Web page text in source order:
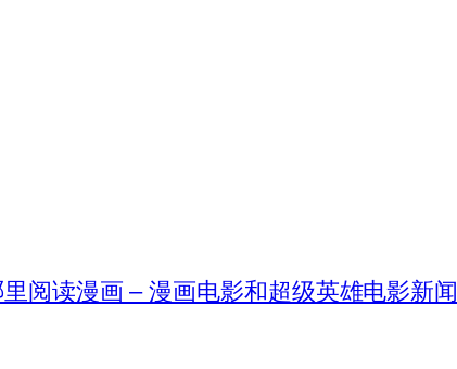
阅读漫画 – 漫画电影和超级英雄电影新闻